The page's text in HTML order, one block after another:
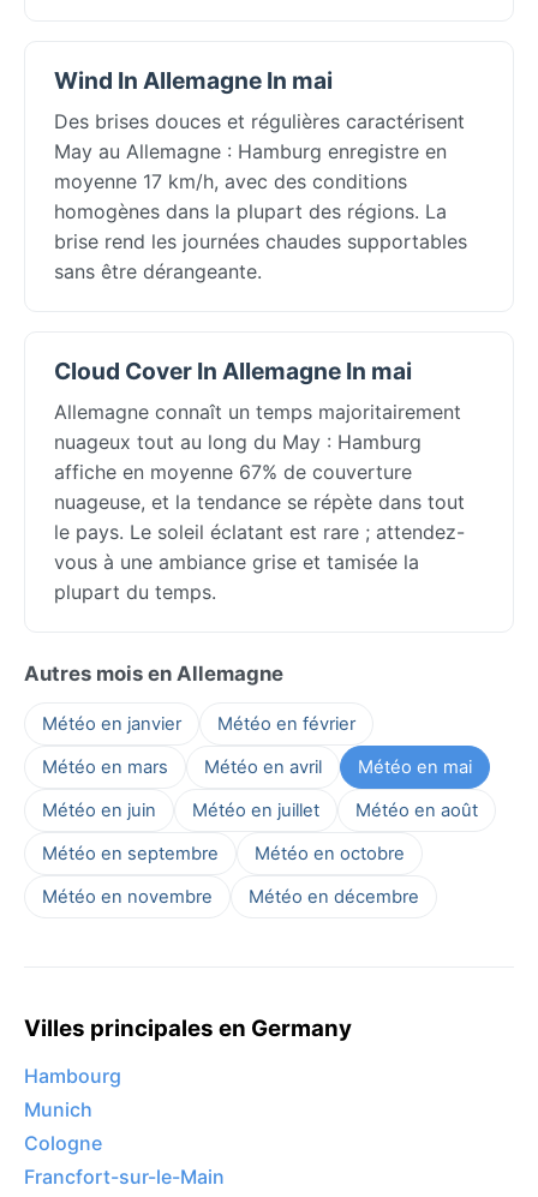
Wind In Allemagne In mai
Des brises douces et régulières caractérisent
May au Allemagne : Hamburg enregistre en
moyenne 17 km/h, avec des conditions
homogènes dans la plupart des régions. La
brise rend les journées chaudes supportables
sans être dérangeante.
Cloud Cover In Allemagne In mai
Allemagne connaît un temps majoritairement
nuageux tout au long du May : Hamburg
affiche en moyenne 67% de couverture
nuageuse, et la tendance se répète dans tout
le pays. Le soleil éclatant est rare ; attendez-
vous à une ambiance grise et tamisée la
plupart du temps.
Autres mois en Allemagne
Météo en janvier
Météo en février
Météo en mars
Météo en avril
Météo en mai
Météo en juin
Météo en juillet
Météo en août
Météo en septembre
Météo en octobre
Météo en novembre
Météo en décembre
Villes principales en Germany
Hambourg
Munich
Cologne
Francfort-sur-le-Main